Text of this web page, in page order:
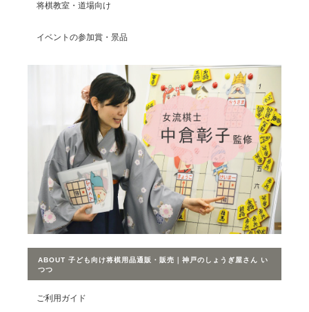
将棋教室・道場向け
イベントの参加賞・景品
ABOUT 子ども向け将棋用品通販・販売｜神戸のしょうぎ屋さん い
つつ
ご利用ガイド